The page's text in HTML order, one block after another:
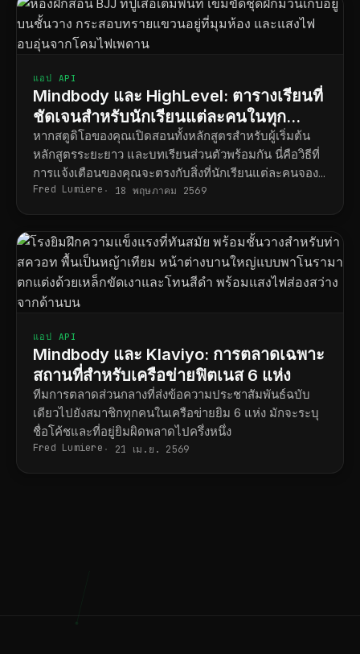
แอป API
Mindbody และ HighLevel: ตารางเรียนที่
ชัดเจนสำหรับนักเรียนแต่ละคนในทุก
หลักสูตร
หากสตูดิโอของคุณเปิดสอนทั้งหลักสูตรสำหรับผู้เริ่มต้น
หลักสูตรระยะยาว และบทเรียนส่วนตัวพร้อมกัน นี่คือวิธีที่
การแจ้งเตือนของคุณจะตรงกับสิ่งที่นักเรียนแต่ละคนจอง
ไว้จริง
Fred Lumiere 18 พฤษภาคม 2569
แอป API
Mindbody และ Klaviyo: การตลาดเฉพาะ
สถานที่สำหรับเครือข่ายฟิตเนส 6 แห่ง
ทีมการตลาดส่วนกลางที่ส่งข้อความประชาสัมพันธ์ฉบับ
เดียวไปยังสมาชิกทุกคนในเครือข่ายยิม 6 แห่ง มักจะระบุ
ชื่อโค้ชและที่อยู่ยิมผิดพลาดไปครึ่งหนึ่ง
Fred Lumiere 21 เม.ย. 2569